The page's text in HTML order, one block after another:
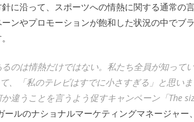
に沿って、スポーツへの情熱に関する通常の
ンやプロモーションが飽和した状況の中でブ
のは情熱だけではない。私たち全員が知って
、「私のテレビはすでに小さすぎる」と思いま
違うことを言うよう促すキャンペーン「The
ールのナショナルマーケティングマネージャー